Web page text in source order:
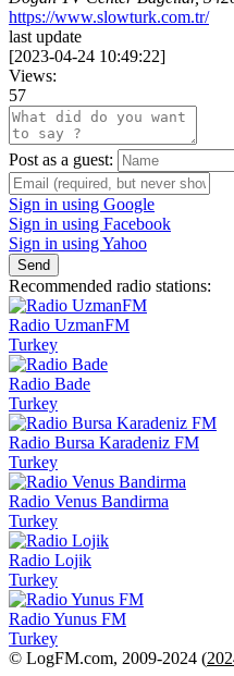
https://www.slowturk.com.tr/
last update
[2023-04-24 10:49:22]
Views:
57
Post as a guest:
Sign in using Google
Sign in using Facebook
Sign in using Yahoo
Send
Recommended radio stations:
Radio UzmanFM
Turkey
Radio Bade
Turkey
Radio Bursa Karadeniz FM
Turkey
Radio Venus Bandirma
Turkey
Radio Lojik
Turkey
Radio Yunus FM
Turkey
© LogFM.com, 2009-2024 (